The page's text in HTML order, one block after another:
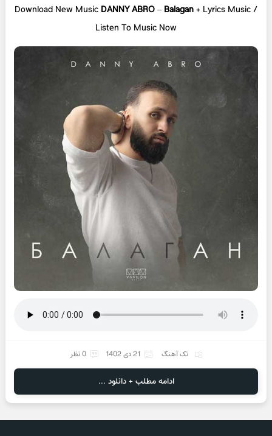
Download New Music DANNY ABRO– Balagan+ Lyrics Music /
Listen To Music Now
تک آهنگ 21 دی 1402 0 نظر
ادامه مطلب + دانلود ...